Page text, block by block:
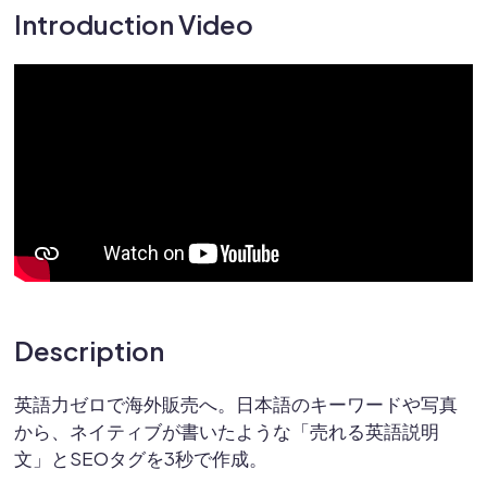
Introduction Video
Description
英語力ゼロで海外販売へ。日本語のキーワードや写真
から、ネイティブが書いたような「売れる英語説明
文」とSEOタグを3秒で作成。